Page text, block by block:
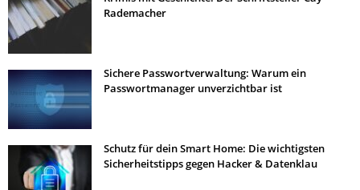
Rademacher
Sichere Passwortverwaltung: Warum ein
Passwortmanager unverzichtbar ist
Schutz für dein Smart Home: Die wichtigsten
Sicherheitstipps gegen Hacker & Datenklau